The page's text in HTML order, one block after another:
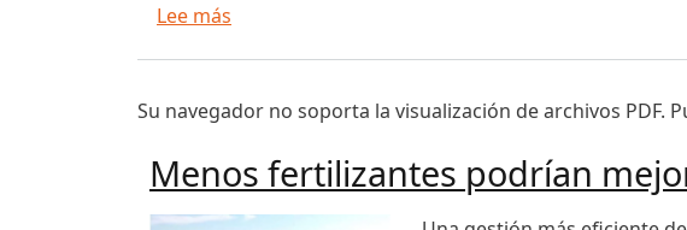
Lee más
Su navegador no soporta la visualización de archivos PDF.
Menos fertilizantes podrían